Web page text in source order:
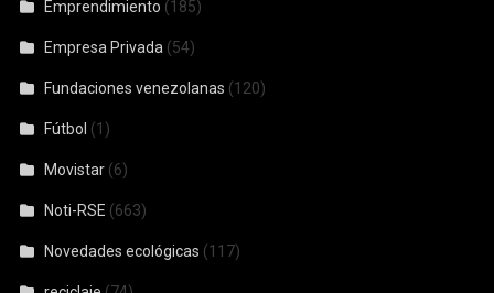
Emprendimiento (185)
Empresa Privada (54)
Fundaciones venezolanas (120)
Fútbol (1)
Movistar (6)
Noti-RSE (663)
Novedades ecológicas (117)